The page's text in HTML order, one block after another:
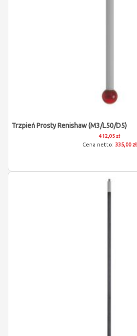
Trzpień Prosty Renishaw (M3/L50/D5)
412,05 zł
335,00 zł